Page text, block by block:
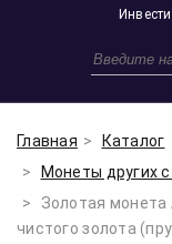
Главная Каталог
Монеты других
Золотая монета
чистого золота